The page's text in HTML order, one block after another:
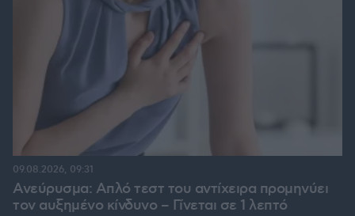
Ανεύρυσμα: Απλό τεστ του αντίχειρα προμηνύει
τον αυξημένο κίνδυνο – Γίνεται σε 1 λεπτό
09.08.2026, 09:31